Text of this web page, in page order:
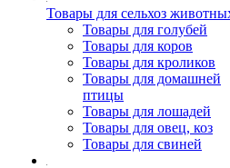
Товары для сельхоз
Товары для голубей
Товары для коров
Товары для кроликов
Товары для домашней
птицы
Товары для лошадей
Товары для овец, коз
Товары для свиней